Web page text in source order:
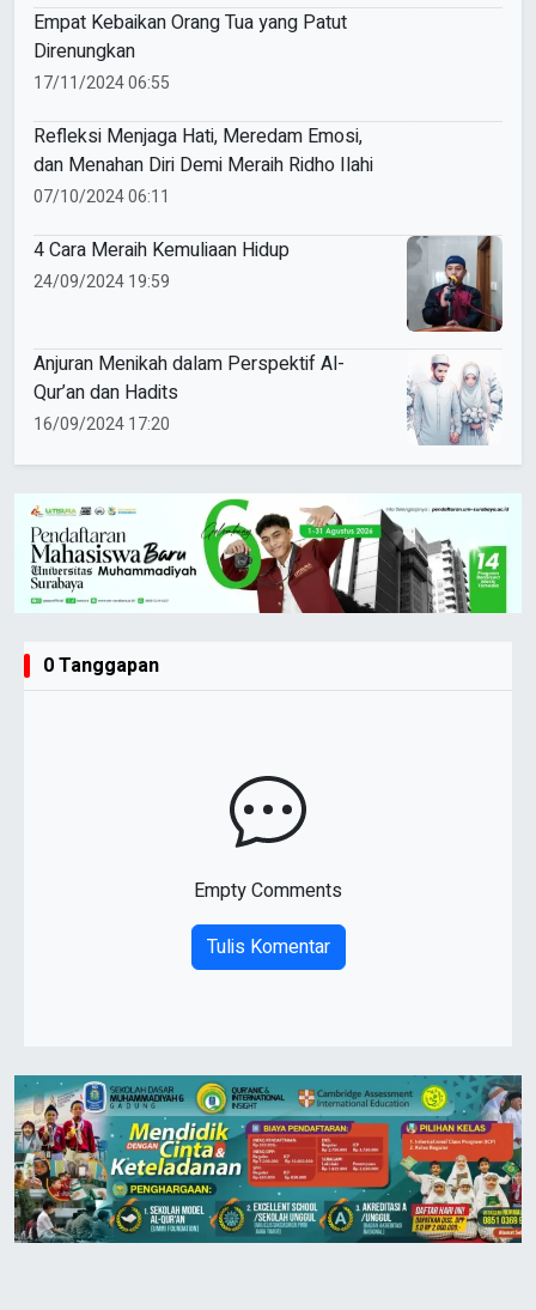
Empat Kebaikan Orang Tua yang Patut
Direnungkan
17/11/2024 06:55
Refleksi Menjaga Hati, Meredam Emosi,
dan Menahan Diri Demi Meraih Ridho Ilahi
07/10/2024 06:11
4 Cara Meraih Kemuliaan Hidup
24/09/2024 19:59
Anjuran Menikah dalam Perspektif Al-
Qur’an dan Hadits
16/09/2024 17:20
0 Tanggapan
Empty Comments
Tulis Komentar